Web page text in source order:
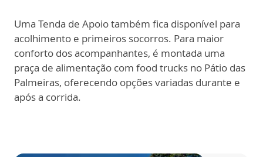
Uma Tenda de Apoio também fica disponível para
acolhimento e primeiros socorros. Para maior
conforto dos acompanhantes, é montada uma
praça de alimentação com food trucks no Pátio das
Palmeiras, oferecendo opções variadas durante e
após a corrida.